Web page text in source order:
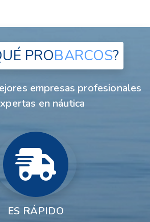
PROBARCOS?
empresas profesionales
en náutica
ES RÁPIDO